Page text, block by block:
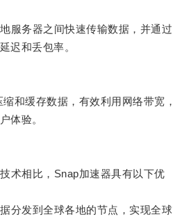
务器之间快速传输数据，并通过
迟和丢包率。
缓存数据，有效利用网络带宽，
体验。
相比，Snap加速器具有以下优
发到全球各地的节点，实现全球